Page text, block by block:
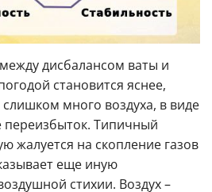
дисбалансом ваты и
становится яснее,
много воздуха, в виде
переизбыток. Типичный
жалуется на скопление газов
еще иную
стихии. Воздух –